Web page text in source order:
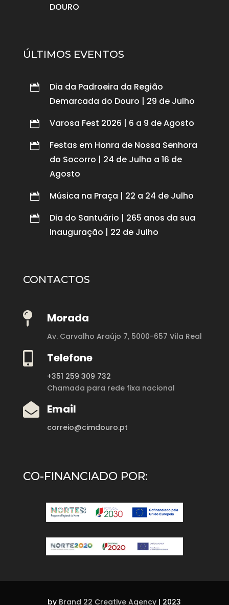
DOURO
ÚLTIMOS EVENTOS

Dia da Padroeira da Região
Demarcada do Douro | 29 de Julho
 Varosa Fest 2026 | 6 a 9 de Agosto

Festas em Honra de Nossa Senhora
do Socorro | 24 de Julho a 16 de
Agosto
 Música na Praça | 22 a 24 de Julho

Dia do Santuário | 265 anos da sua
Inauguração | 22 de Julho
CONTACTOS
 Morada
Av. Carvalho Araújo 7, 5000-657 Vila Real
 Telefone
+351 259 309 732
Chamada para rede fixa nacional
 Email
correio@cimdouro.pt
CO-FINANCIADO POR:
by Brand 22 Creative Agency | 2023